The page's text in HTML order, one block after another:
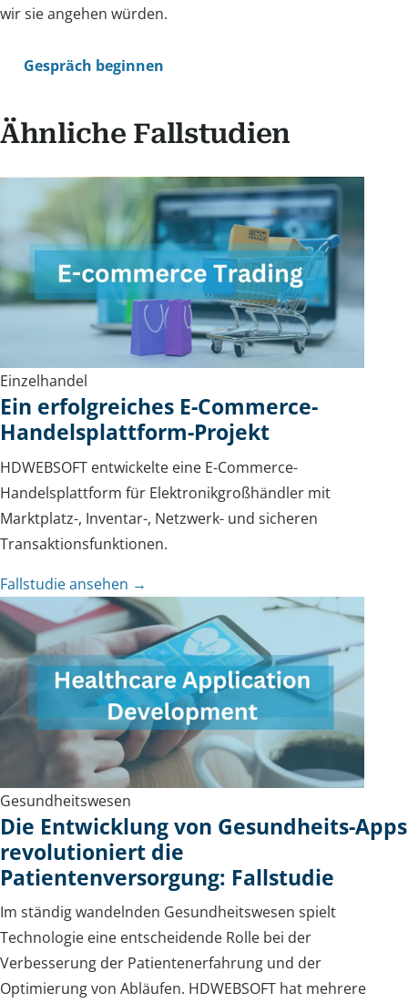
wir sie angehen würden.
Gespräch beginnen
Ähnliche Fallstudien
Einzelhandel
Ein erfolgreiches E-Commerce-
Handelsplattform-Projekt
HDWEBSOFT entwickelte eine E-Commerce-
Handelsplattform für Elektronikgroßhändler mit
Marktplatz-, Inventar-, Netzwerk- und sicheren
Transaktionsfunktionen.
Fallstudie ansehen →
Gesundheitswesen
Die Entwicklung von Gesundheits-Apps
revolutioniert die
Patientenversorgung: Fallstudie
Im ständig wandelnden Gesundheitswesen spielt
Technologie eine entscheidende Rolle bei der
Verbesserung der Patientenerfahrung und der
Optimierung von Abläufen. HDWEBSOFT hat mehrere